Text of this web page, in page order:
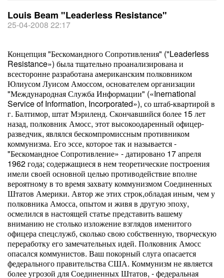
Louis Beam "Leaderless Resistance"
25-04-2008 22:17
Концепция "Бескомандного Сопротивления" ("LeaderIess
Resistance») была тщательно проанализирована и
всесторонне разработана американским пол­ковником
Юлиусом Луисом Амоссом, основателем организации
"Международная Служба Информации" («Inernational
Service of Information, Incorporated»), со штаб-квартирой в
г. Балтимор, штат Мэриленд. Скончавшийся более 15 лет
назад, полковник Амосс, этот высокоодаренный офицер-
разведчик, являлся бес­компромиссным противником
коммунизма. Его эссе, которое так и называется -
"Бескомандное Сопротивление» - датировано 17 апреля
1962 года; содержащиеся в нем теоретические построения
имели своей основной целью противодействие вполне
вероятному в то время захвату коммунизмом Соединенных
Штатов Америки. Автор же этих строк,обладая иным, чем у
полковни­ка Амосса, опытом и живя в другую эпоху,
осмелился в настоящей статье предста­вить вашему
вниманию не столько изложение взглядов именитого
офицера спец­служб, сколько свою собственную, творческую
переработку его замечательных идей. Пол­ковник Амосс
опасался коммунистов. Ваш покорный слуга опасается
федерального правительства США. Коммунизм не является
более угрозой для Соединенных Шта­тов, - федеральная